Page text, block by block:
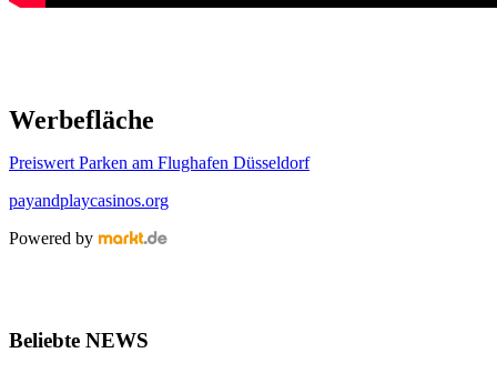
Werbefläche
Preiswert Parken am Flughafen Düsseldorf
payandplaycasinos.org
Powered by
Beliebte NEWS